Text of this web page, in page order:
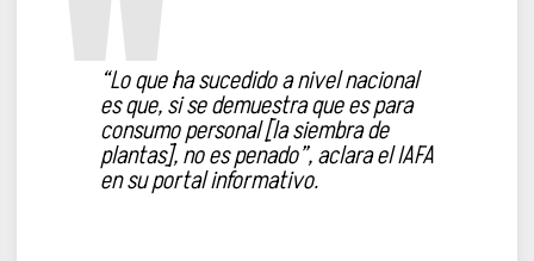
“Lo que ha sucedido a nivel nacional
es que, si se demuestra que es para
consumo personal [la siembra de
plantas], no es penado”, aclara el IAFA
en su portal informativo.